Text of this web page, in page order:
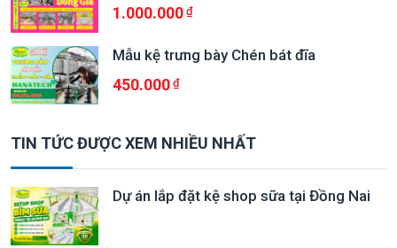
1.000.000
Mẫu kệ trưng bày Chén bát đĩa
450.000
TIN TỨC ĐƯỢC XEM NHIỀU NHẤT
Dự án lắp đặt kệ shop sữa tại Đồng Nai